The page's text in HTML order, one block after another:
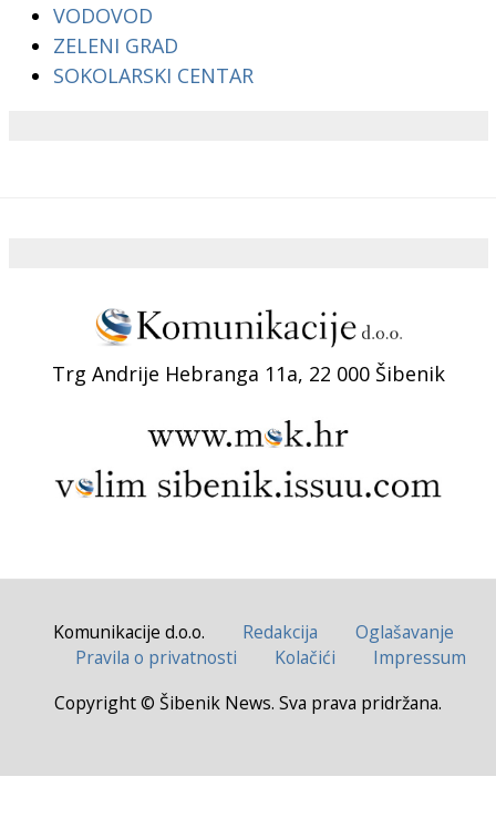
VODOVOD
ZELENI GRAD
SOKOLARSKI CENTAR
Trg Andrije Hebranga 11a, 22 000 Šibenik
Komunikacije d.o.o. Redakcija
Oglašavanje
Pravila o privatnosti
Kolačići
Impressum
Copyright © Šibenik News. Sva prava pridržana.